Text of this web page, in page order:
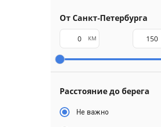
От Санкт-Петербурга
км
Расстояние до берега
Не важно